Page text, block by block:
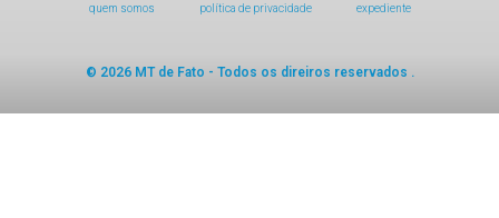
quem somos política de privacidade expediente
© 2026 MT de Fato - Todos os direiros reservados .